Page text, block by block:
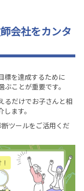
会社をカンタ
標を達成するために
ことが重要です。
るだけでお子さんと相
ます。
ツールをご活用くだ